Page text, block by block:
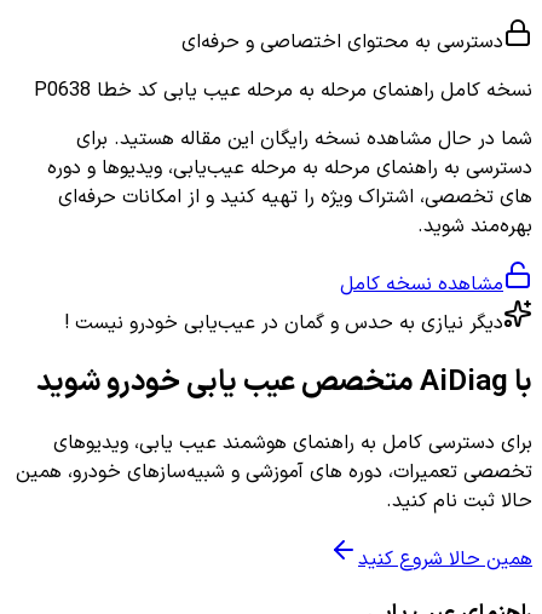
دسترسی به محتوای اختصاصی و حرفه‌ای
نسخه کامل راهنمای مرحله به مرحله عیب یابی کد خطا P0638
شما در حال مشاهده نسخه رایگان این مقاله هستید. برای
دسترسی به راهنمای مرحله به مرحله عیب‌یابی، ویدیوها و دوره
های تخصصی، اشتراک ویژه را تهیه کنید و از امکانات حرفه‌ای
بهره‌مند شوید.
مشاهده نسخه کامل
دیگر نیازی به حدس و گمان در عیب‌یابی خودرو نیست !
با AiDiag متخصص عیب یابی خودرو شوید
برای دسترسی کامل به راهنمای هوشمند عیب یابی، ویدیوهای
تخصصی تعمیرات، دوره های آموزشی و شبیه‌سازهای خودرو، همین
حالا ثبت نام کنید.
همین حالا شروع کنید